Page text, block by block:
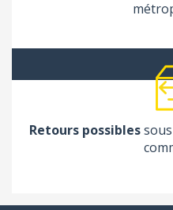
Retours possibles